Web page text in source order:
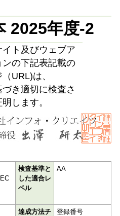
2025年度-2
ト及びウェブア
の下記表記載の
URL)は、
き適切に検査さ
します。
検査基準と
した適合レ
ベル
AA
達成方法チ
登録番号